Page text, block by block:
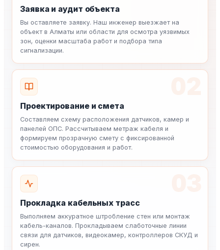
Заявка и аудит объекта
Вы оставляете заявку. Наш инженер выезжает на
объект в Алматы или области для осмотра уязвимых
зон, оценки масштаба работ и подбора типа
сигнализации.
Проектирование и смета
Составляем схему расположения датчиков, камер и
панелей ОПС. Рассчитываем метраж кабеля и
формируем прозрачную смету с фиксированной
стоимостью оборудования и работ.
Прокладка кабельных трасс
Выполняем аккуратное штробление стен или монтаж
кабель-каналов. Прокладываем слаботочные линии
связи для датчиков, видеокамер, контроллеров СКУД и
сирен.